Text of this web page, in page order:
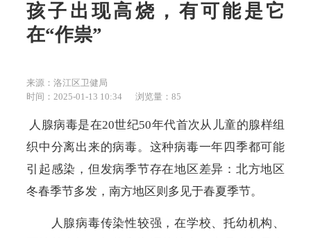
孩子出现高烧，有可能是它
在“作祟”
来源：洛江区卫健局
时间：2025-01-13 10:34
浏览量： 85
人腺病毒是在20世纪50年代首次从儿童的腺样组
织中分离出来的病毒。这种病毒一年四季都可能
引起感染，但发病季节存在地区差异：北方地区
冬春季节多发，南方地区则多见于春夏季节。
人腺病毒传染性较强，在学校、托幼机构、